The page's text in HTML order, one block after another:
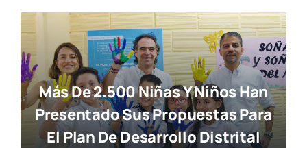
Más De 2.500 Niñas Y Niños Han
Presentado Sus Propuestas Para
El Plan De Desarrollo Distrital